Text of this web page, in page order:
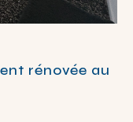
rénovée au